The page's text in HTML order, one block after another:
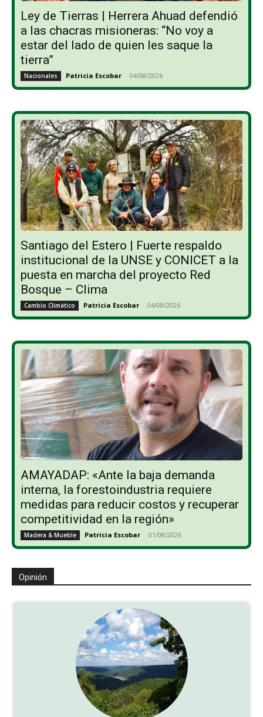
Ley de Tierras | Herrera Ahuad defendió
a las chacras misioneras: “No voy a
estar del lado de quien les saque la
tierra”
Nacionales Patricia Escobar - 04/08/2026
Santiago del Estero | Fuerte respaldo
institucional de la UNSE y CONICET a la
puesta en marcha del proyecto Red
Bosque – Clima
Cambio Climático Patricia Escobar - 04/08/2026
AMAYADAP: «Ante la baja demanda
interna, la forestoindustria requiere
medidas para reducir costos y recuperar
competitividad en la región»
Madera & Mueble Patricia Escobar - 01/08/2026
Opinión